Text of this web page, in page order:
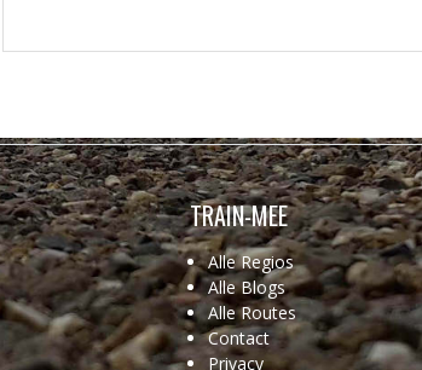
TRAIN-MEE
Alle Regios
Alle Blogs
Alle Routes
Contact
Privacy